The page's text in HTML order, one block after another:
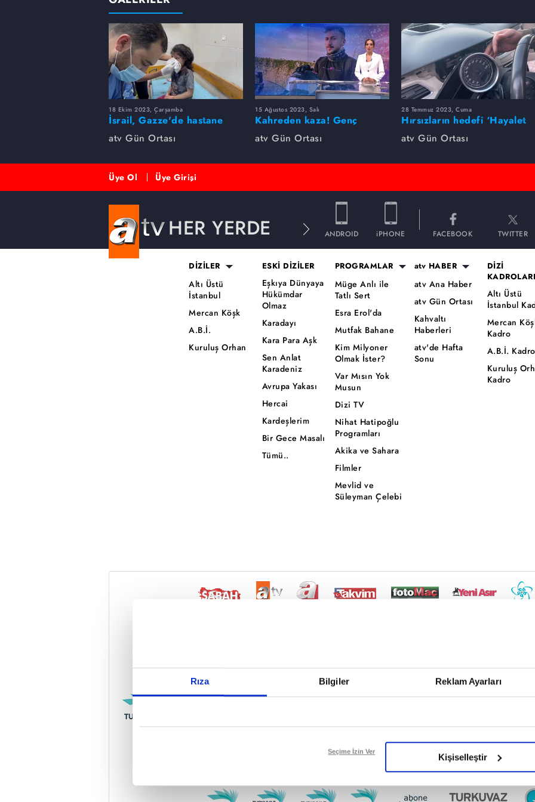
Rıza Bilgiler Reklam Ayarları
Reddet
Seçime İzin Ver
Kişiselleştir
18 Ekim 2023, Çarşamba
İsrail, Gazze'de hastane
bombaladı! Yüzlerce ölü
var...
atv Gün Ortası
15 Ağustos 2023, Salı
Kahreden kaza! Genç
fenomen hayatını kaybetti...
atv Gün Ortası
28 Temmuz 2023, Cuma
Hırsızların hedefi ‘Hayalet
Ekran’
atv Gün Ortası
Üye Ol Üye Girişi
HER YERDE ANDROID iPHONE FACEBOOK TWITTER
DİZİLER
Altı Üstü
İstanbul
Mercan Köşk
A.B.İ.
Kuruluş Orhan
ESKİ DİZİLER
Eşkıya Dünyaya
Hükümdar
Olmaz
Karadayı
Kara Para Aşk
Sen Anlat
Karadeniz
Avrupa Yakası
Hercai
Kardeşlerim
Bir Gece Masalı
Tümü..
PROGRAMLAR
Müge Anlı ile
Tatlı Sert
Esra Erol'da
Mutfak Bahane
Kim Milyoner
Olmak İster?
Var Mısın Yok
Musun
Dizi TV
Nihat Hatipoğlu
Programları
Akika ve Sahara
Filmler
Mevlid ve
Süleyman Çelebi
atv HABER
atv Ana Haber
atv Gün Ortası
Kahvaltı
Haberleri
atv'de Hafta
Sonu
DİZİ
Altı Üstü
İstanbul
Mercan
Kadro
A.B.İ. Kadro
Kuruluş
Kadro